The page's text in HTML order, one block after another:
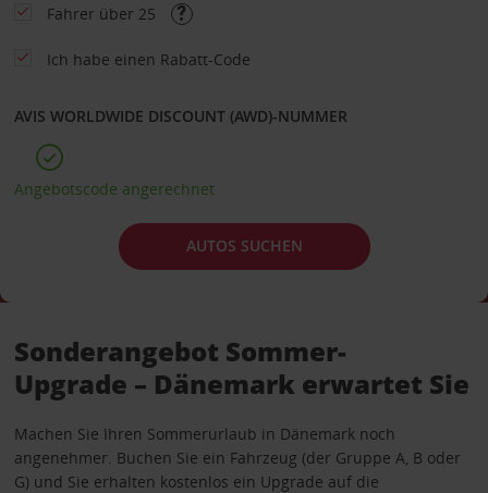
Fahrer über 25
Ich habe einen Rabatt-Code
AVIS WORLDWIDE DISCOUNT (AWD)-NUMMER
Angebotscode angerechnet
AUTOS SUCHEN
Sonderangebot Sommer-
Upgrade – Dänemark erwartet Sie
Machen Sie Ihren Sommerurlaub in Dänemark noch
angenehmer. Buchen Sie ein Fahrzeug (der Gruppe A, B oder
G) und Sie erhalten kostenlos ein Upgrade auf die